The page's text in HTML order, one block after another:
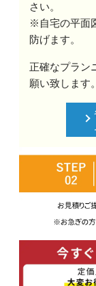
さい。
※自宅の平面
防げます。
正確なプラン
願い致します。